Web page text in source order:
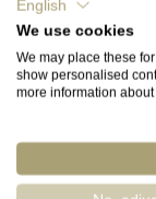
Produkt
Steckbrief
English
We use cookies
We may place these
show personalised
more information